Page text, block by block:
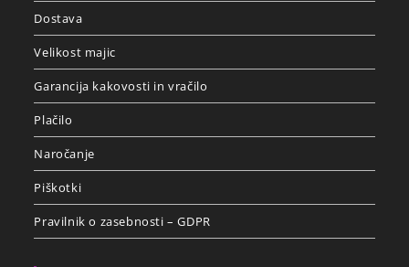
Dostava
Velikost majic
Garancija kakovosti in vračilo
Plačilo
Naročanje
Piškotki
Pravilnik o zasebnosti – GDPR